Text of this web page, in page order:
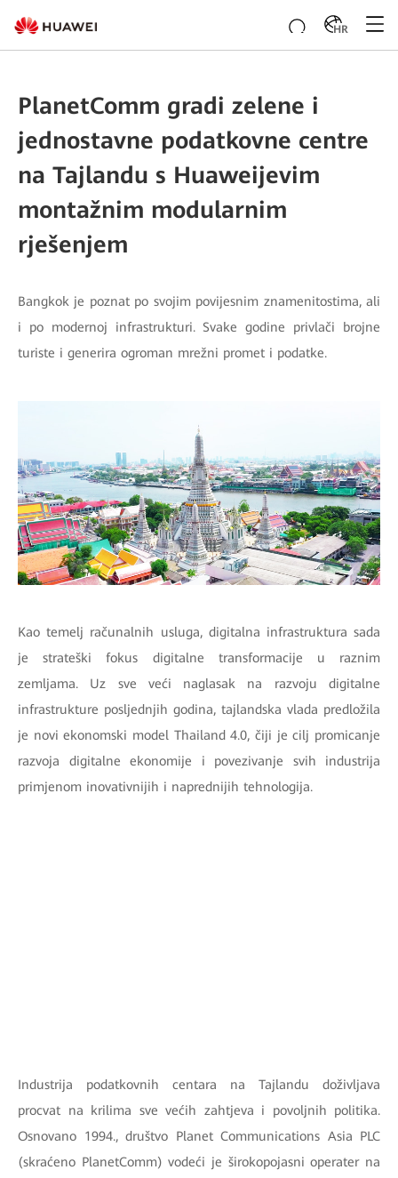
HR
PlanetComm gradi zelene i
jednostavne podatkovne centre
na Tajlandu s Huaweijevim
montažnim modularnim
rješenjem
Bangkok je poznat po svojim povijesnim znamenitostima, ali
i po modernoj infrastrukturi. Svake godine privlači brojne
turiste i generira ogroman mrežni promet i podatke.
Kao temelj računalnih usluga, digitalna infrastruktura sada
je strateški fokus digitalne transformacije u raznim
zemljama. Uz sve veći naglasak na razvoju digitalne
infrastrukture posljednjih godina, tajlandska vlada predložila
je novi ekonomski model Thailand 4.0, čiji je cilj promicanje
razvoja digitalne ekonomije i povezivanje svih industrija
primjenom inovativnijih i naprednijih tehnologija.
Industrija podatkovnih centara na Tajlandu doživljava
procvat na krilima sve većih zahtjeva i povoljnih politika.
Osnovano 1994., društvo Planet Communications Asia PLC
(skraćeno PlanetComm) vodeći je širokopojasni operater na